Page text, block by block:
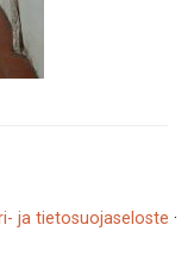
ja tietosuojaseloste ·